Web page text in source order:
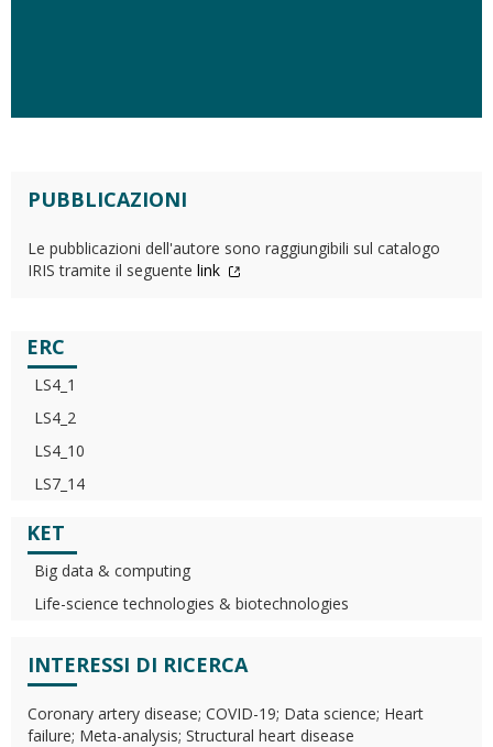
PUBBLICAZIONI
Le pubblicazioni dell'autore sono raggiungibili sul catalogo
IRIS tramite il seguente link
ERC
LS4_1
LS4_2
LS4_10
LS7_14
KET
Big data & computing
Life-science technologies & biotechnologies
INTERESSI DI RICERCA
Coronary artery disease; COVID-19; Data science; Heart
failure; Meta-analysis; Structural heart disease